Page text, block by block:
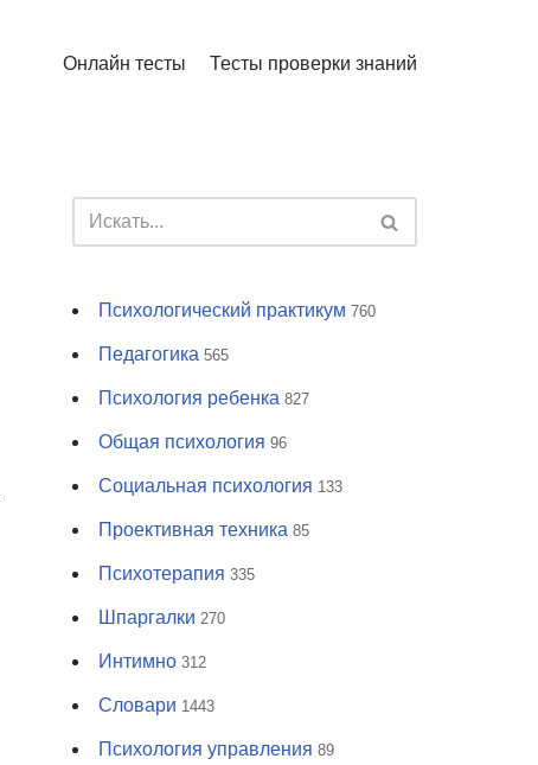
Онлайн тесты Тесты проверки знаний
Психологический практикум 760
Педагогика 565
Психология ребенка 827
Общая психология 96
Социальная психология 133
Проективная техника 85
Психотерапия 335
Шпаргалки 270
Интимно 312
Словари 1443
Психология управления 89